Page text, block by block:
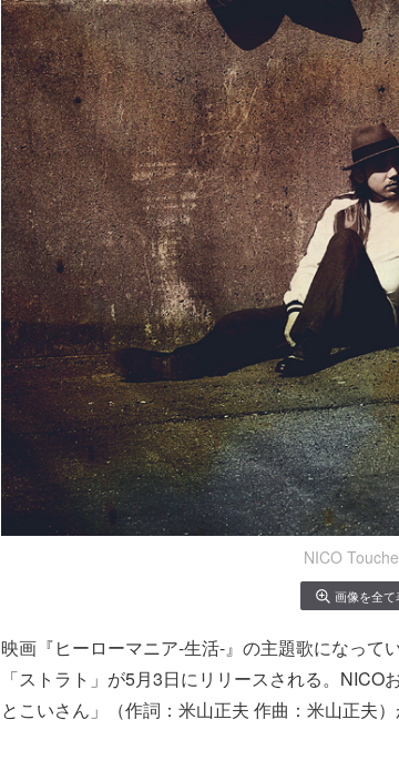
NICO
画像を全て
映画『ヒーローマニア-生活-』の主題歌になって
「ストラト」が5月3日にリリースされる。
とこいさん」（作詞：米山正夫 作曲：米山正夫